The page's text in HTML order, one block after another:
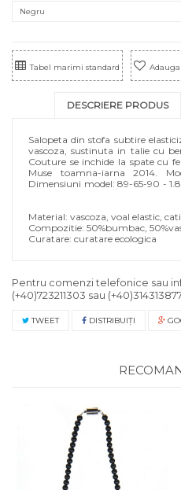
Tabel marimi standard
DESCRIERE PRODUS
Salopeta din stofa subtire
vascoza, sustinuta in talie cu
Couture se inchide la spate cu
Muse toamna-iarna 2014.
Dimensiuni model: 89-65-90 -
Material: vascoza, voal elastic,
Compozitie: 50%bumbac,
Curatare: curatare ecologica
Pentru comenzi telefonice sau
(+40)723211303 sau
TWEET DISTRIBUIŢI